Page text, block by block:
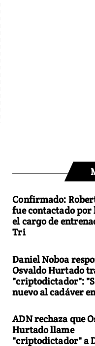
Confirmado:
fue contactado por
el cargo de
Tri
Daniel Noboa
Osvaldo Hurtado
"criptodictador":
nuevo al cadáver
ADN rechaza que
Hurtado llame
"criptodictador" a